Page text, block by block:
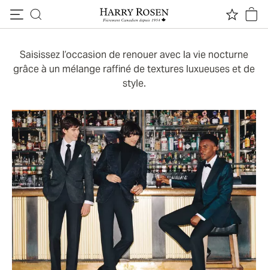
Grande occasion
Saisissez l’occasion de renouer avec la vie nocturne
grâce à un mélange raffiné de textures luxueuses et de
style.